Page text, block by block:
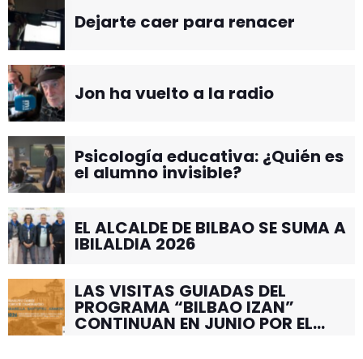
Dejarte caer para renacer
Jon ha vuelto a la radio
Psicología educativa: ¿Quién es
el alumno invisible?
EL ALCALDE DE BILBAO SE SUMA A
IBILALDIA 2026
LAS VISITAS GUIADAS DEL
PROGRAMA “BILBAO IZAN”
CONTINUAN EN JUNIO POR EL